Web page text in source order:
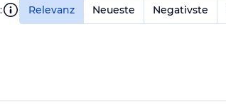
Relevanz Neueste Negativste